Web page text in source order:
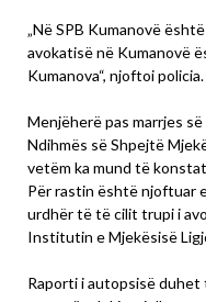
​„Në SPB Kumanovë
avokatisë në Kumanovë
Kumanova“, njoftoi policia.
​Menjëherë pas marrjes
Ndihmës së Shpejtë
vetëm ka mund të
​Për rastin është njoftuar
urdhër të të cilit trupi i
Institutin e Mjekësisë
Raporti i autopsisë